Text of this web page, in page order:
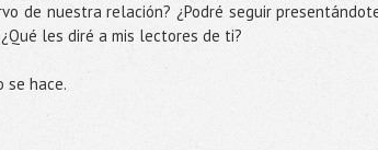
de nuestra relación? ¿Podré seguir
les diré a mis lectores de ti?
se hace.